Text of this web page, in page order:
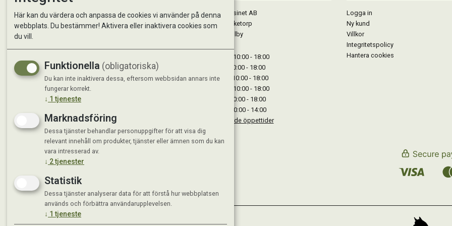
Kontakta oss
Om oss
StallMagasinet AB
Västra Lärketorp
59595 Mjölby
Måndag : 10:00 - 18:00
Tisdag : 10:00 - 18:00
Onsdag : 10:00 - 18:00
Torsdag : 10:00 - 18:00
Fredag : 10:00 - 18:00
Lördag : 10:00 - 14:00
Se avvikande öppettider
Logga in
Ny kund
Villkor
Integritetspolicy
Hantera cookies
Här kan du värdera och anpassa de cookies vi använder på denna
webbplats. Du bestämmer! Aktivera eller inaktivera cookies som
du vill.
Funktionella (obligatoriska)
Du kan inte inaktivera dessa, eftersom webbsidan annars inte
fungerar korrekt.
↓ 1 tjeneste
Marknadsföring
Dessa tjänster behandlar personuppgifter för att visa dig
relevant innehåll om produkter, tjänster eller ämnen som du kan
vara intresserad av.
↓ 2tjenester
Statistik
Dessa tjänster analyserar data för att förstå hur webbplatsen
används och förbättra användarupplevelsen.
↓ 1 tjeneste